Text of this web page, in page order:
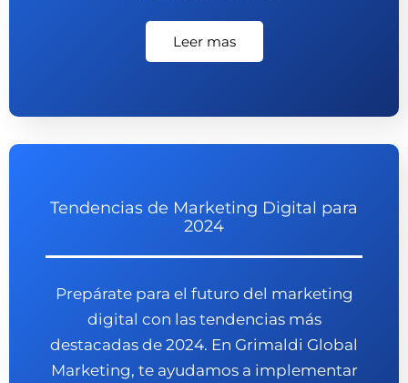
Leer mas
Tendencias de Marketing Digital para
2024
Prepárate para el futuro del marketing
digital con las tendencias más
destacadas de 2024. En Grimaldi Global
Marketing, te ayudamos a implementar